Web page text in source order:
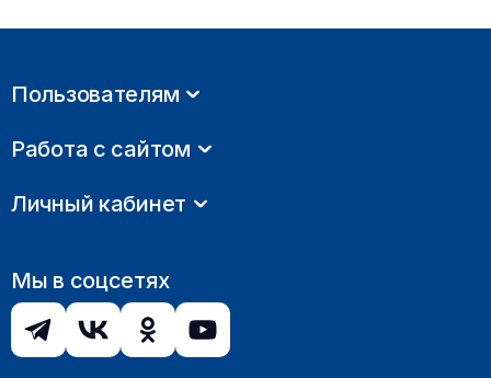
Пользователям
Работа с сайтом
Личный кабинет
Мы в соцсетях